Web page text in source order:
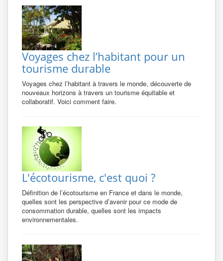
Voyages chez l’habitant pour un
tourisme durable
Voyages chez l’habitant à travers le monde, découverte de
nouveaux horizons à travers un tourisme équitable et
collaboratif. Voici comment faire.
L'écotourisme, c'est quoi ?
Définition de l’écotourisme en France et dans le monde,
quelles sont les perspective d’avenir pour ce mode de
consommation durable, quelles sont les impacts
environnementales.